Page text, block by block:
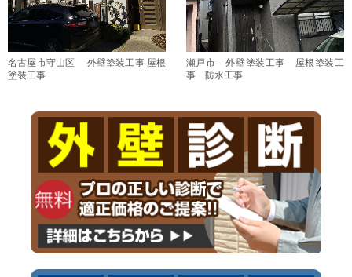
名古屋市守山区 外壁塗装工事 屋根
塗装工事
瀬戸市 外壁塗装工事 屋根塗装工
事 防水工事